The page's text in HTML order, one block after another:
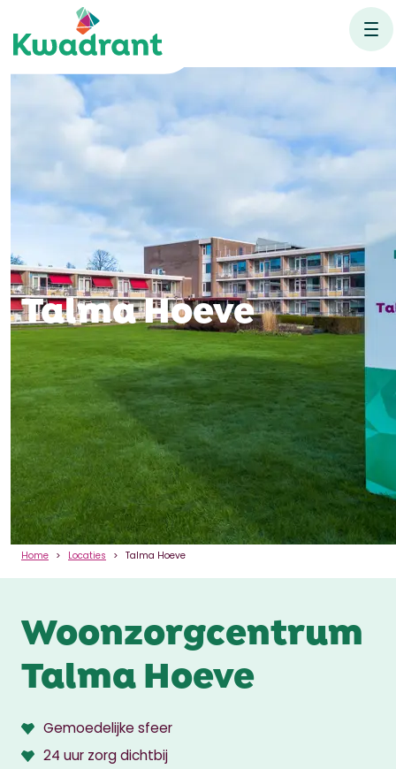
Talma Hoeve
Home Locaties Talma Hoeve
Woonzorgcentrum
Talma Hoeve
Gemoedelijke sfeer
24 uur zorg dichtbij